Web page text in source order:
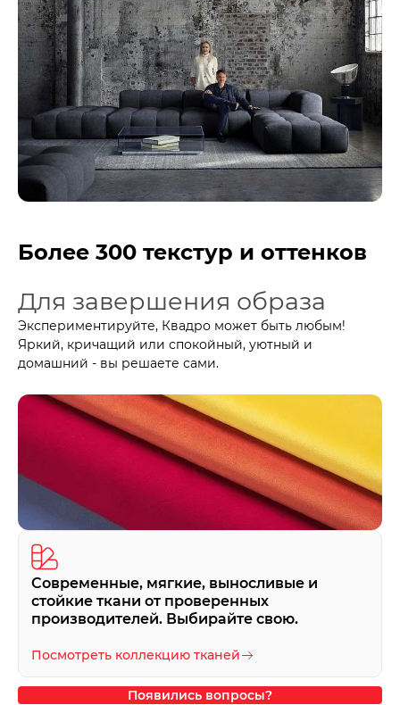
Современные, мягкие, выносливые и
стойкие ткани от проверенных
производителей. Выбирайте свою.
Посмотреть коллекцию тканей
Появились вопросы?
Более 300 текстур и оттенков
Для завершения образа
Экспериментируйте, Квадро может быть любым!
Яркий, кричащий или спокойный, уютный и
домашний - вы решаете сами.